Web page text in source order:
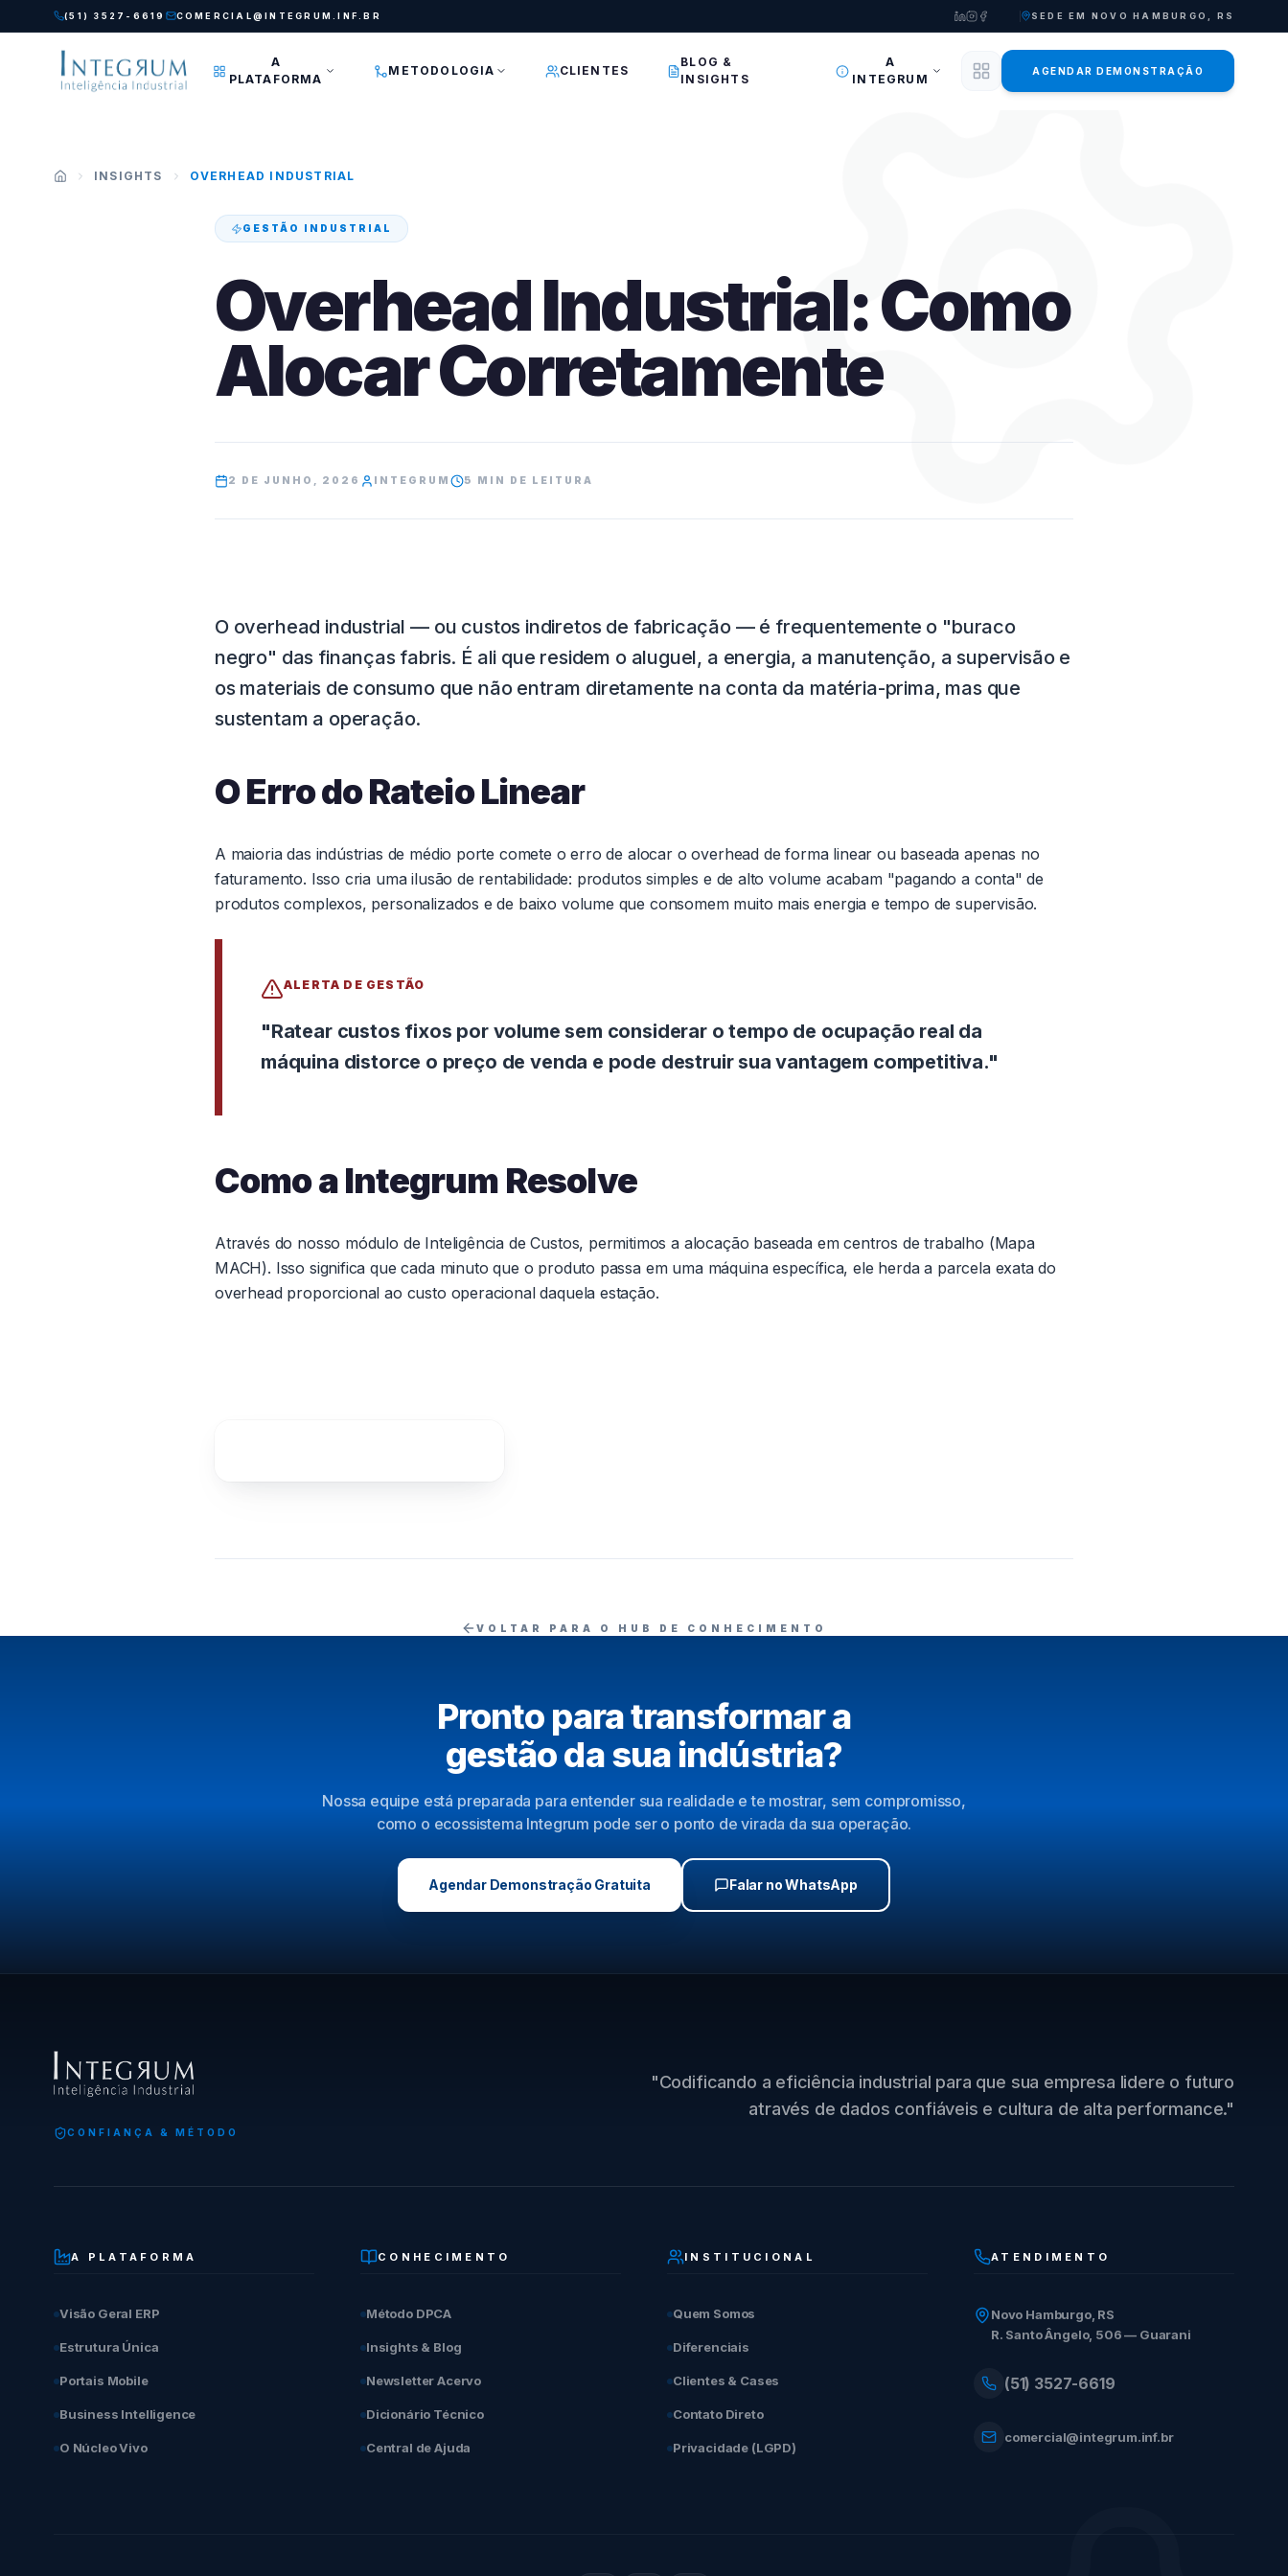
Pular para o conteúdo principal
(51) 3527-6619 COMERCIAL@INTEGRUM.INF.BR SEDE EM NOVO HAMBURGO, RS
A
PLATAFORMA
METODOLOGIA CLIENTES
BLOG &
INSIGHTS
A
INTEGRUM
AGENDAR DEMONSTRAÇÃO
INSIGHTS OVERHEAD INDUSTRIAL
GESTÃO INDUSTRIAL
Overhead Industrial: Como
Alocar Corretamente
2 DE JUNHO, 2026 INTEGRUM 5 MIN DE LEITURA
O overhead industrial — ou custos indiretos de fabricação — é frequentemente o "buraco
negro" das finanças fabris. É ali que residem o aluguel, a energia, a manutenção, a supervisão e
os materiais de consumo que não entram diretamente na conta da matéria-prima, mas que
sustentam a operação.
O Erro do Rateio Linear
A maioria das indústrias de médio porte comete o erro de alocar o overhead de forma linear ou baseada apenas no
faturamento. Isso cria uma ilusão de rentabilidade: produtos simples e de alto volume acabam "pagando a conta" de
produtos complexos, personalizados e de baixo volume que consomem muito mais energia e tempo de supervisão.
ALERTA DE GESTÃO
"Ratear custos fixos por volume sem considerar o tempo de ocupação real da
máquina distorce o preço de venda e pode destruir sua vantagem competitiva."
Como a Integrum Resolve
Através do nosso módulo de Inteligência de Custos, permitimos a alocação baseada em centros de trabalho (Mapa
MACH). Isso significa que cada minuto que o produto passa em uma máquina específica, ele herda a parcela exata do
overhead proporcional ao custo operacional daquela estação.
VOLTAR PARA O HUB DE CONHECIMENTO
Pronto para transformar a
gestão da sua indústria?
Nossa equipe está preparada para entender sua realidade e te mostrar, sem compromisso,
como o ecossistema Integrum pode ser o ponto de virada da sua operação.
Agendar Demonstração Gratuita Falar no WhatsApp
CONFIANÇA & MÉTODO
"Codificando a eficiência industrial para que sua empresa lidere o futuro
através de dados confiáveis e cultura de alta performance."
A PLATAFORMA
Visão Geral ERP
Estrutura Única
Portais Mobile
Business Intelligence
O Núcleo Vivo
CONHECIMENTO
Método DPCA
Insights & Blog
Newsletter Acervo
Dicionário Técnico
Central de Ajuda
INSTITUCIONAL
Quem Somos
Diferenciais
Clientes & Cases
Contato Direto
Privacidade (LGPD)
ATENDIMENTO
Novo Hamburgo, RS
R. Santo Ângelo, 506 — Guarani
(51) 3527-6619
comercial@integrum.inf.br